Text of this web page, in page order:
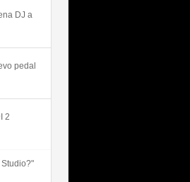
DJ a
pedal
2